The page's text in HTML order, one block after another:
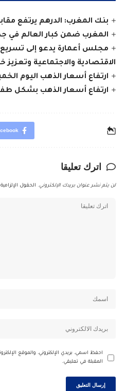
بنك المغرب: الدرهم يرتفع مقابل
المغرب ضمن كبار العالم في
مجلس أعمارة يدعو إلى تسريع
الاقتصادية والاجتماعية
ارتفاع أسعار الذهب اليوم
ارتفاع أسعار الذهب بشكل
اترك تعليقا
لن يتم نشر عنوان بريدك الإلكتروني. الحقول
احفظ اسمي، بريدي الإلكتروني، والموقع
المقبلة في تعليقي.